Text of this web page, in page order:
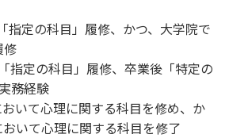
指定の科目」履修、かつ、大学院で
修
指定の科目」履修、卒業後「特定の
務経験
いて心理に関する科目を修め、か
いて心理に関する科目を修了